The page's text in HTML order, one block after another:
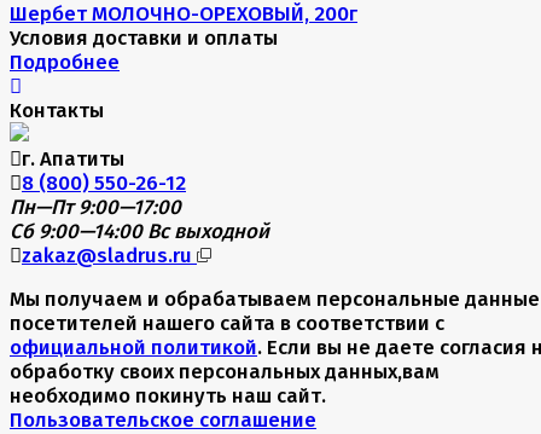
Шербет МОЛОЧНО-ОРЕХОВЫЙ, 200г
Условия доставки и оплаты
Подробнее
Контакты
г. Апатиты
8 (800) 550-26-12
Пн—Пт 9:00—17:00
Сб 9:00—14:00 Вс выходной
zakaz@sladrus.ru
Мы получаем и обрабатываем персональные данные
посетителей нашего сайта в соответствии с
официальной политикой. Если вы не даете согласия
обработку своих персональных данных,вам
необходимо покинуть наш сайт.
Пользовательское соглашение